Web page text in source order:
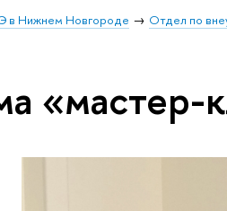
Нижнем Новгороде Отдел по
«мастер-